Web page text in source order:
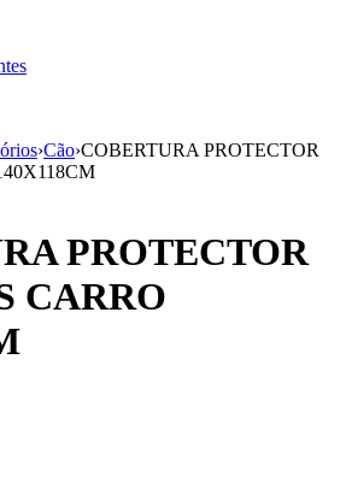
›Cão›COBERTURA PROTECTOR
PROTECTOR
CARRO